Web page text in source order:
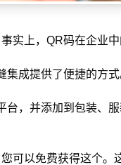
实上，QR码在企业
成提供了便捷的方式
台，并添加到包装、
可以免费获得这个。